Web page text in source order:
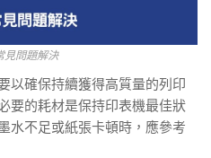
見問題解決
以確保持續獲得高質量的列印
要的耗材是保持印表機最佳狀
水不足或紙張卡頓時，應參考